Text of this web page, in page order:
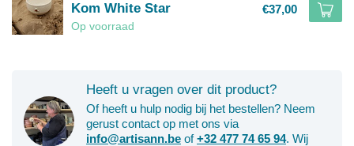
Kom White Star
Op voorraad
€37,00
Heeft u vragen over dit product?
Of heeft u hulp nodig bij het bestellen? Neem
gerust contact op met ons via
info@artisann.be of+32 477 74 65 94. Wij